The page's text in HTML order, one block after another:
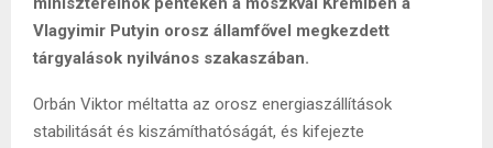
Vlagyimir Putyin orosz államfővel megkezdett
tárgyalások nyilvános szakaszában.
Orbán Viktor méltatta az orosz energiaszállítások
stabilitását és kiszámíthatóságát, és kifejezte